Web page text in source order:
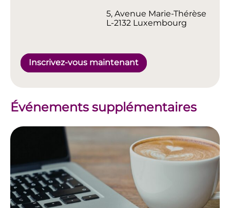
5, Avenue Marie-Thérèse
L-2132 Luxembourg
Inscrivez-vous maintenant
Événements supplémentaires